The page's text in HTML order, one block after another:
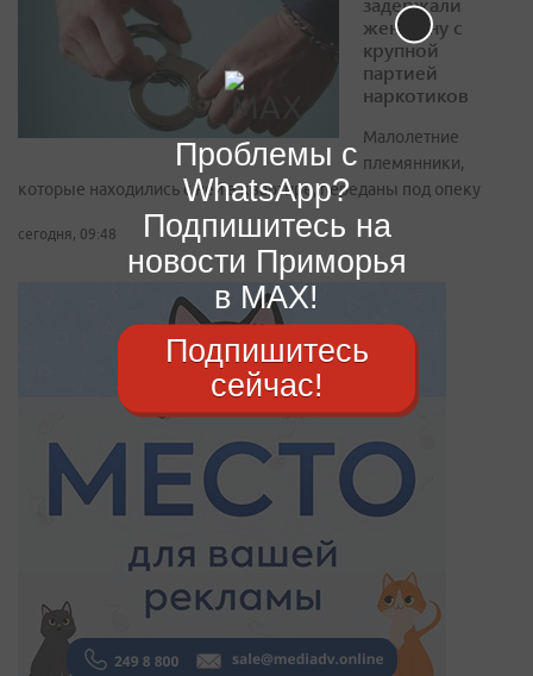
женщину с
крупной
партией
наркотиков
Малолетние
племянники,
которые находились с ней в квартире, переданы под опеку
сегодня, 09:48
Проблемы с
WhatsApp?
Подпишитесь на
новости Приморья
в MAX!
Подпишитесь
сейчас!